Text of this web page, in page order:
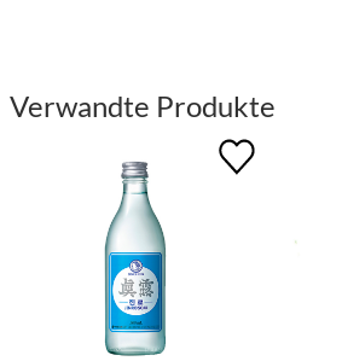
Verwandte Produkte